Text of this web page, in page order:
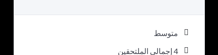
متوسط
4 إجمالي الملتحقين